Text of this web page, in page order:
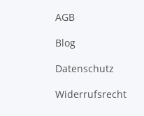
AGB
Blog
Datenschutz
Widerrufsrecht